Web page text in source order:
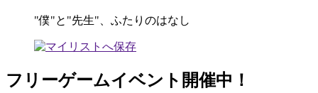
"僕"と"先生"、ふたりのはなし
フリーゲームイベント開催中！